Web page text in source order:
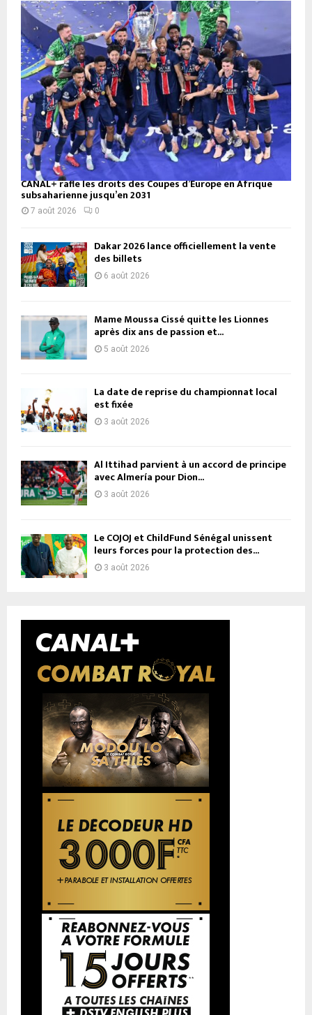
CANAL+ rafle les droits des Coupes d’Europe en Afrique
subsaharienne jusqu’en 2031
7 août 2026 0
Dakar 2026 lance officiellement la vente
des billets
6 août 2026
Mame Moussa Cissé quitte les Lionnes
après dix ans de passion et...
5 août 2026
La date de reprise du championnat local
est fixée
3 août 2026
Al Ittihad parvient à un accord de principe
avec Almería pour Dion...
3 août 2026
Le COJOJ et ChildFund Sénégal unissent
leurs forces pour la protection des...
3 août 2026